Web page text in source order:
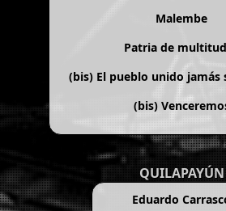
Malembe
Patria de
(bis) El pueblo unido jamás
(bis)
QUILAPAYÚN
Eduardo